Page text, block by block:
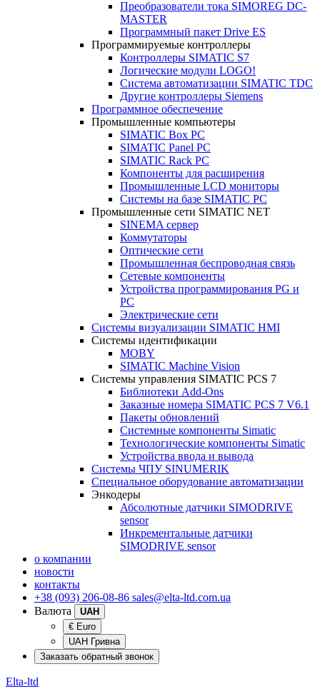
Преобразователи тока SIMOREG DC-
MASTER
Программный пакет Drive ES
Программируемые контроллеры
Контроллеры SIMATIC S7
Логические модули LOGO!
Система автоматизации SIMATIC TDC
Другие контроллеры Siemens
Программное обеспечение
Промышленные компьютеры
SIMATIC Box PC
SIMATIC Panel PС
SIMATIC Rack PC
Компоненты для расширения
Промышленные LCD мониторы
Системы на базе SIMATIC PC
Промышленные сети SIMATIC NET
SINEMA сервер
Коммутаторы
Оптические сети
Промышленная беспроводная связь
Сетевые компоненты
Устройства программирования PG и
PC
Электрические сети
Системы визуализации SIMATIC HMI
Системы идентификации
MOBY
SIMATIC Machine Vision
Системы управления SIMATIC PCS 7
Библиотеки Add-Ons
Заказные номера SIMATIC PCS 7 V6.1
Пакеты обновлений
Системные компоненты Simatic
Технологические компоненты Simatic
Устройства ввода и вывода
Системы ЧПУ SINUMERIK
Специальное оборудование автоматизации
Энкодеры
Абсолютные датчики SIMODRIVE
sensor
Инкрементальные датчики
SIMODRIVE sensor
о компании
новости
контакты
+38 (093) 206-08-86 sales@elta-ltd.com.ua
Валюта
UAH
€ Euro
UAH Гривна
Заказать обратный звонок
Elta-ltd